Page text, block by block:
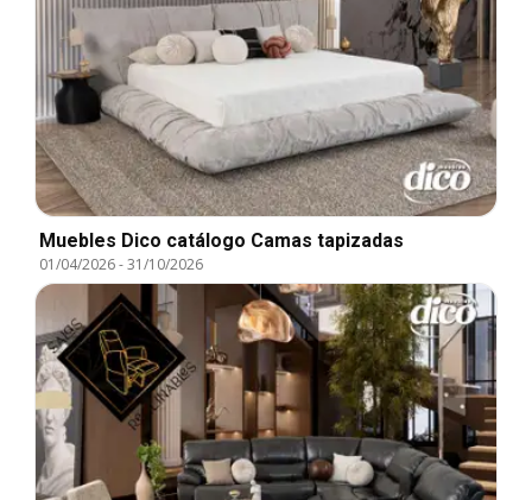
Muebles Dico catálogo Camas tapizadas
01/04/2026-31/10/2026